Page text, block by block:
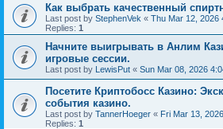
Как выбрать качественный
Last post by StephenVek « Thu Mar 12, 2026
Replies: 1
Начните выигрывать в Анлим
игровые сессии.
Last post by LewisPut « Sun Mar 08, 2026
Посетите Криптобосс Казино:
события казино.
Last post by TannerHoeger « Fri Mar 13,
Replies: 1